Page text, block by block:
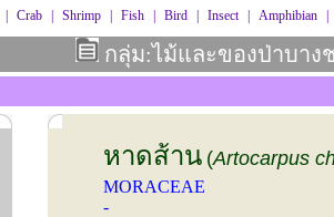
Crab Shrimp Fish Bird Insect Amphibian
กลุ่ม:ไม้และของป่าบาง
หาดส้าน (Artocarpus
MORACEAE
-